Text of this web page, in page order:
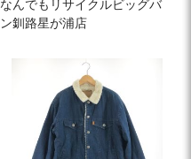
なんでもリサイクルビッグバ
ン釧路星が浦店